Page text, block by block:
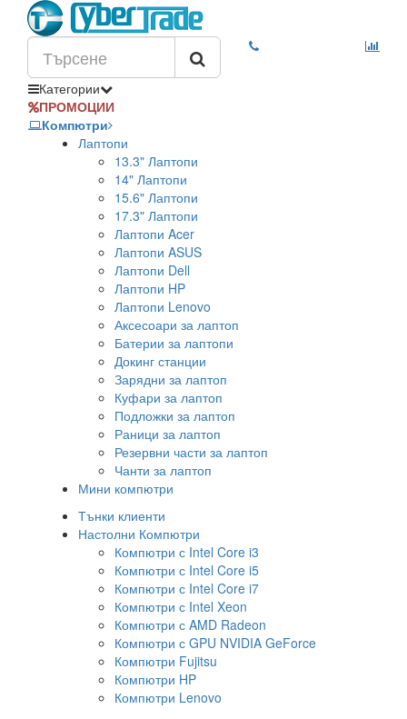
Категории
ПРОМОЦИИ
Компютри
Лаптопи
13.3" Лаптопи
14" Лаптопи
15.6" Лаптопи
17.3" Лаптопи
Лаптопи Acer
Лаптопи ASUS
Лаптопи Dell
Лаптопи HP
Лаптопи Lenovo
Аксесоари за лаптоп
Батерии за лаптопи
Докинг станции
Зарядни за лаптоп
Куфари за лаптоп
Подложки за лаптоп
Раници за лаптоп
Резервни части за лаптоп
Чанти за лаптоп
Мини компютри
Тънки клиенти
Настолни Компютри
Компютри с Intel Core i3
Компютри с Intel Core i5
Компютри с Intel Core i7
Компютри с Intel Xeon
Компютри с AMD Radeon
Компютри с GPU NVIDIA GeForce
Компютри Fujitsu
Компютри HP
Компютри Lenovo